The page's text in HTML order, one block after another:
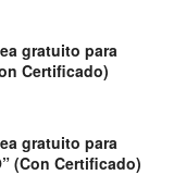
gratuito para
Certificado)
gratuito para
(Con Certificado)